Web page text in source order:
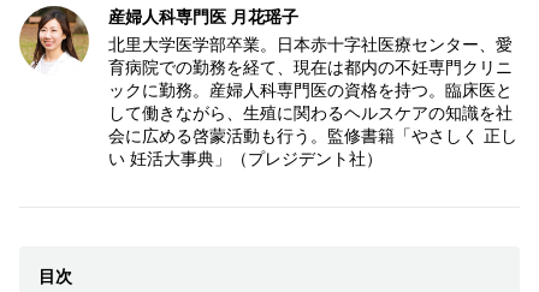
産婦人科専門医 月花瑶子
北里大学医学部卒業。日本赤十字社医療センター、愛
育病院での勤務を経て、現在は都内の不妊専門クリニ
ックに勤務。産婦人科専門医の資格を持つ。臨床医と
して働きながら、生殖に関わるヘルスケアの知識を社
会に広める啓蒙活動も行う。監修書籍「やさしく 正し
い 妊活大事典」（プレジデント社）